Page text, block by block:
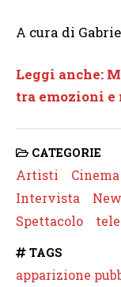
A cura di
Leggi anche:
tra emozioni e
CATEGORIE
Artisti Cinema
Intervista
Spettacolo
TAGS
apparizione